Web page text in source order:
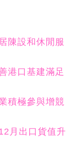
陳設和休閒服
港口基建滿足
積極參與增競
月出口貨值升